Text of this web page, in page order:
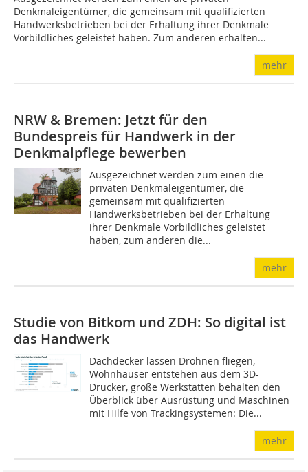
Denkmaleigentümer, die gemeinsam mit qualifizierten
Handwerksbetrieben bei der Erhaltung ihrer Denkmale
Vorbildliches geleistet haben. Zum anderen erhalten...
mehr
NRW & Bremen: Jetzt für den
Bundespreis für Handwerk in der
Denkmalpflege bewerben
Ausgezeichnet werden zum einen die
privaten Denkmaleigentümer, die
gemeinsam mit qualifizierten
Handwerksbetrieben bei der Erhaltung
ihrer Denkmale Vorbildliches geleistet
haben, zum anderen die...
mehr
Studie von Bitkom und ZDH: So digital ist
das Handwerk
Dachdecker lassen Drohnen fliegen,
Wohnhäuser entstehen aus dem 3D-
Drucker, große Werkstätten behalten den
Überblick über Ausrüstung und Maschinen
mit Hilfe von Trackingsystemen: Die...
mehr